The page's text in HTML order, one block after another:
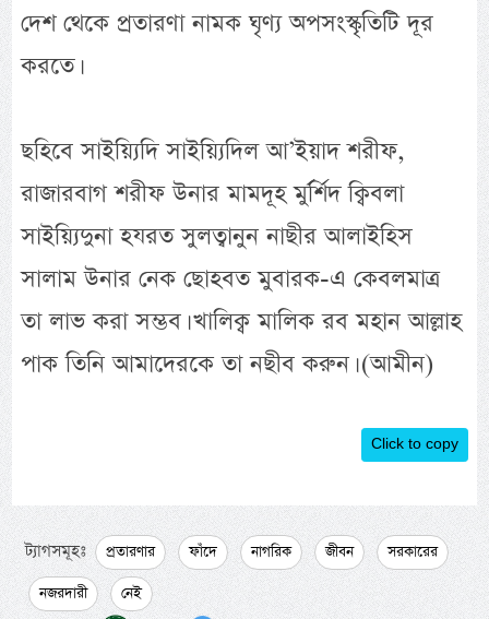
দেশ থেকে প্রতারণা নামক ঘৃণ্য অপসংস্কৃতিটি দূর
করতে।
ছহিবে সাইয়্যিদি সাইয়্যিদিল আ’ইয়াদ শরীফ,
রাজারবাগ শরীফ উনার মামদূহ মুর্র্শিদ ক্বিবলা
সাইয়্যিদুনা হযরত সুলত্বানুন নাছীর আলাইহিস
সালাম উনার নেক ছোহবত মুবারক-এ কেবলমাত্র
তা লাভ করা সম্ভব। খালিক্ব মালিক রব মহান আল্লাহ
পাক তিনি আমাদেরকে তা নছীব করুন। (আমীন)
Click to copy
ট্যাগসমূহঃ প্রতারণার ফাঁদে নাগরিক জীবন
সরকারের
নজরদারী
নেই